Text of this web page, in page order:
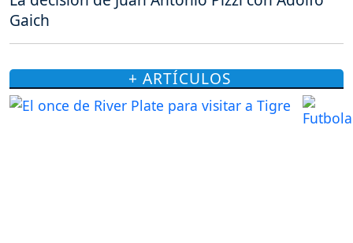
Gaich
+ ARTÍCULOS